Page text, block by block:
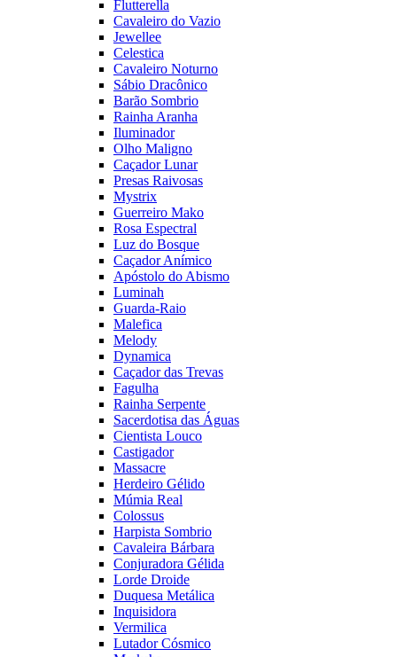
Flutterella
Cavaleiro do Vazio
Jewellee
Celestica
Cavaleiro Noturno
Sábio Dracônico
Barão Sombrio
Rainha Aranha
Iluminador
Olho Maligno
Caçador Lunar
Presas Raivosas
Mystrix
Guerreiro Mako
Rosa Espectral
Luz do Bosque
Caçador Anímico
Apóstolo do Abismo
Luminah
Guarda-Raio
Malefica
Melody
Dynamica
Caçador das Trevas
Fagulha
Rainha Serpente
Sacerdotisa das Águas
Cientista Louco
Castigador
Massacre
Herdeiro Gélido
Múmia Real
Colossus
Harpista Sombrio
Cavaleira Bárbara
Conjuradora Gélida
Lorde Droide
Duquesa Metálica
Inquisidora
Vermilica
Lutador Cósmico